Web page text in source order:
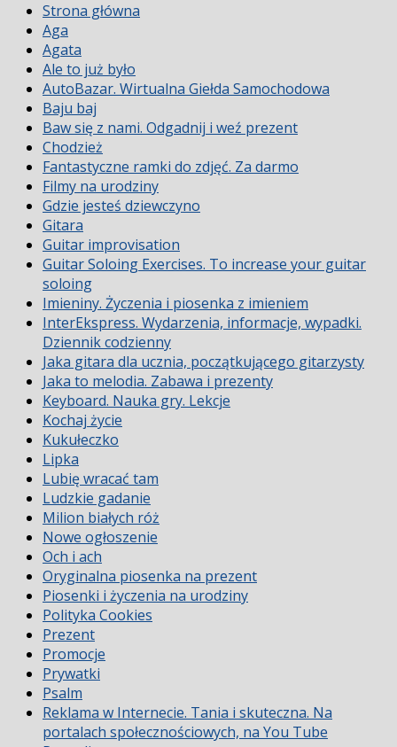
Strona główna
Aga
Agata
Ale to już było
AutoBazar. Wirtualna Giełda Samochodowa
Baju baj
Baw się z nami. Odgadnij i weź prezent
Chodzież
Fantastyczne ramki do zdjęć. Za darmo
Filmy na urodziny
Gdzie jesteś dziewczyno
Gitara
Guitar improvisation
Guitar Soloing Exercises. To increase your guitar
soloing
Imieniny. Życzenia i piosenka z imieniem
InterEkspress. Wydarzenia, informacje, wypadki.
Dziennik codzienny
Jaka gitara dla ucznia, początkującego gitarzysty
Jaka to melodia. Zabawa i prezenty
Keyboard. Nauka gry. Lekcje
Kochaj życie
Kukułeczko
Lipka
Lubię wracać tam
Ludzkie gadanie
Milion białych róż
Nowe ogłoszenie
Och i ach
Oryginalna piosenka na prezent
Piosenki i życzenia na urodziny
Polityka Cookies
Prezent
Promocje
Prywatki
Psalm
Reklama w Internecie. Tania i skuteczna. Na
portalach społecznościowych, na You Tube